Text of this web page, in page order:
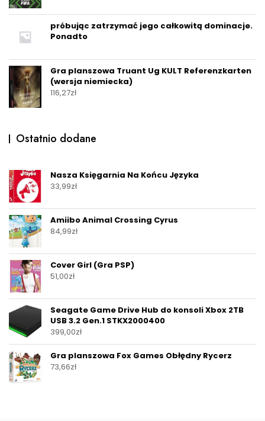
próbując zatrzymać jego całkowitą dominacje.
Ponadto
Gra planszowa Truant Ug KULT Referenzkarten
(wersja niemiecka)
116,27zł
Ostatnio dodane
Nasza Księgarnia Na Końcu Języka
33,99zł
Amiibo Animal Crossing Cyrus
84,99zł
Cover Girl (Gra PSP)
51,00zł
Seagate Game Drive Hub do konsoli Xbox 2TB
USB 3.2 Gen.1 STKX2000400
399,00zł
Gra planszowa Fox Games Obłędny Rycerz
73,66zł